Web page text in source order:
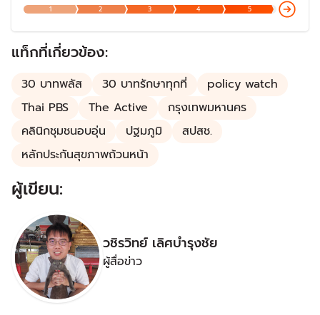
ก้าวสู่ปีที่ 23 ในปี 2568 แต่ปัญหายังต้องแก้ไขกันต่อไป โดย
เฉพาะเรื่องงบประมาณและการบริหารจัดการ แม้ว่าเป็นหนึ่งใน
นโยบายที่ประสบความสำเร็จมากที่สุด
1 2 3 4 5
แท็กที่เกี่ยวข้อง:
30 บาทพลัส 30 บาทรักษาทุกที่
policy watch
Thai PBS
The Active
กรุงเทพมหานคร
คลินิกชุมชนอบอุ่น
ปฐมภูมิ
สปสช.
หลักประกันสุขภาพถ้วนหน้า
ผู้เขียน:
วชิรวิทย์ เลิศบำรุงชัย
ผู้สื่อข่าว